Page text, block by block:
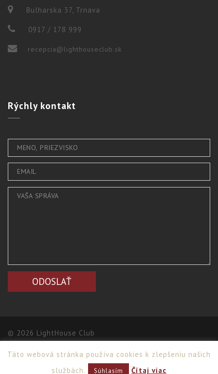
Bulharska 37, Trnava
0917 / 178 999
recepcia@lighthouseclub.sk
Rýchlykontakt
© 2026 LightHouse Club
Webdesign,PPC >
Táto webová stránka používa cookies k zlepšeniu našich
službách.
Súhlasím Čítaj viac